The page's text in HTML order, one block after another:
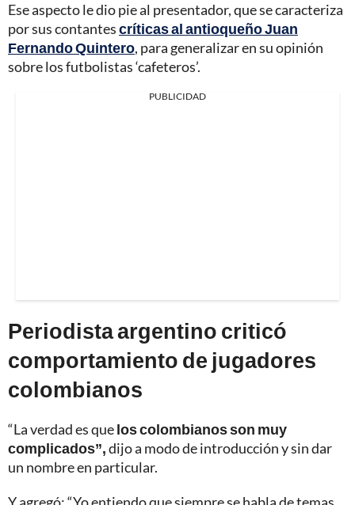
Ese aspecto le dio pie al presentador, que se caracteriza
por sus contantescríticas al antioqueño Juan
Fernando Quintero, para generalizar en su opinión
sobre los futbolistas ‘cafeteros’.
PUBLICIDAD
Periodista argentino criticó
comportamiento de jugadores
colombianos
“La verdad es quelos colombianos son muy
complicados”,dijo a modo de introducción y sin dar
un nombre en particular.